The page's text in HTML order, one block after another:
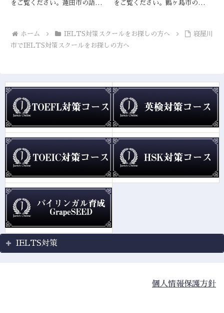
をご覧ください。蓮田市の語学ス
留学や移住をお考えの方や国内大
学受験を有利に進めたい方に是
をご覧ください。鶴ヶ島市の語学
外留学や移住をお考えの方や国内
大学受験を有利に進めたい方に是
ホーム IELTS対策スクールをお探しの方へ
寝屋川
市でIELTS対策スクールをお探しの方へ
IELTS対策
個人情報保護方針